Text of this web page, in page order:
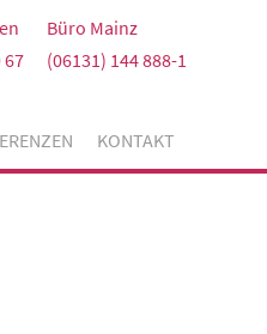
67
Büro Mainz
(06131) 144 888-1
KONTAKT